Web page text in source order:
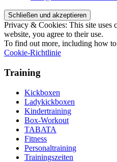
Privacy & Cookies: This site uses
website, you agree to their use.
To find out more, including how
Cookie-Richtlinie
Training
Kickboxen
Ladykickboxen
Kindertraining
Box-Workout
TABATA
Fitness
Personaltraining
Trainingszeiten